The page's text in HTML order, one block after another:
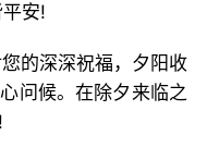
安!
的深深祝福，夕阳收
问候。在除夕来临之